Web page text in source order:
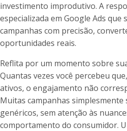
investimento improdutivo. A
especializada em Google Ads que
campanhas com precisão,
oportunidades reais.
Reflita por um momento sobre
Quantas vezes você percebeu
ativos, o engajamento não
Muitas campanhas simplesmente
genéricos, sem atenção às
comportamento do consumidor.